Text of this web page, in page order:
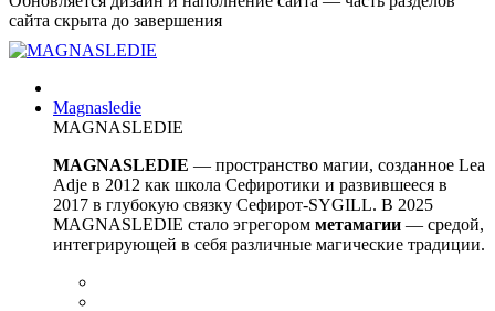
сайта скрыта до завершения
Magnasledie
MAGNASLEDIE
MAGNASLEDIE — пространство магии, созданное Lea
Adje в 2012 как школа Сефиротики и развившееся в
2017 в глубокую связку Сефирот-SYGILL. В 2025
MAGNASLEDIE стало эгрегором метамагии — средой,
интегрирующей в себя различные магические традиции.